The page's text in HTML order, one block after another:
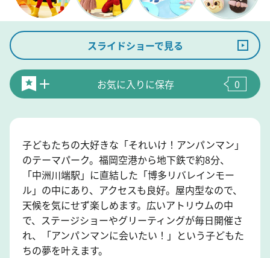
スライドショーで見る
お気に入りに保存 0
子どもたちの大好きな「それいけ！アンパンマン」
のテーマパーク。福岡空港から地下鉄で約8分、
「中洲川端駅」に直結した「博多リバレインモー
ル」の中にあり、アクセスも良好。屋内型なので、
天候を気にせず楽しめます。広いアトリウムの中
で、ステージショーやグリーティングが毎日開催さ
れ、「アンパンマンに会いたい！」という子どもた
ちの夢を叶えます。